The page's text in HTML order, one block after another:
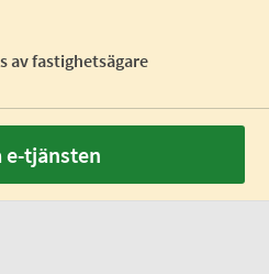
av fastighetsägare
e-tjänsten